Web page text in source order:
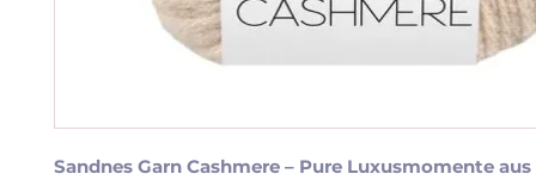
Sandnes Garn Cashmere – Pure Luxusmomente aus